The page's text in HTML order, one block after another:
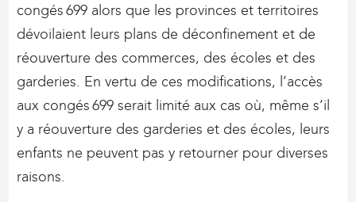
congés 699 alors que les provinces et territoires
dévoilaient leurs plans de déconfinement et de
réouverture des commerces, des écoles et des
garderies. En vertu de ces modifications, l’accès
aux congés 699 serait limité aux cas où, même s’il
y a réouverture des garderies et des écoles, leurs
enfants ne peuvent pas y retourner pour diverses
raisons.